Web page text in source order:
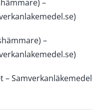
–
–
Samverkanläkemedel